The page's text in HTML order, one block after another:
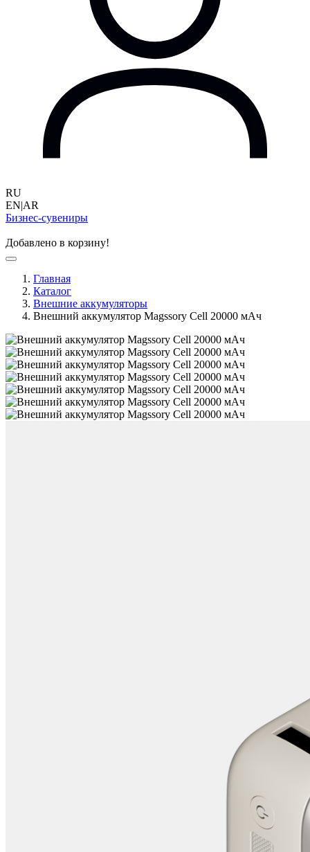
RU
EN|AR
Бизнес-сувениры
Добавлено в корзину!
Главная
Каталог
Внешние аккумуляторы
Внешний аккумулятор Magssory Cell 20000 мАч